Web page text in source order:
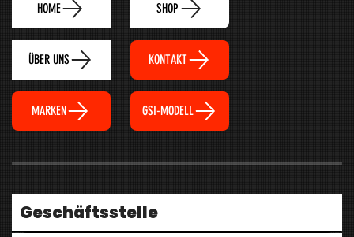
HOME SHOP
ÜBER UNS KONTAKT
MARKEN GSI-MODELL
Geschäftsstelle